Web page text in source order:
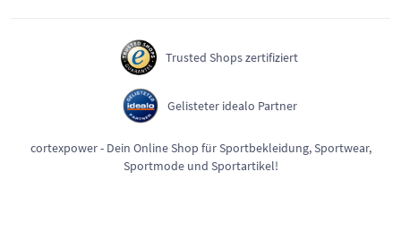
cortexpower - Dein Online Shop für Sportbekleidung, Sportwear,
Sportmode und Sportartikel!
Trusted Shops zertifiziert
Gelisteter idealo Partner